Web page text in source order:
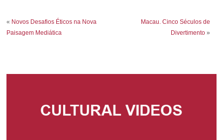
« Novos Desafios Éticos na Nova
Paisagem Mediática
Macau. Cinco Séculos de
Divertimento»